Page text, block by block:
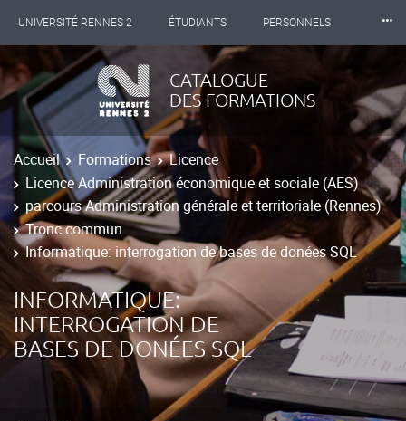
UNIVERSITÉ RENNES 2 ÉTUDIANTS PERSONNELS
INTERNATIONAL PROFESSIONNELS
LES NOUVELLES DE RENNES 2
⸱⸱⸱
CATALOGUE
DES FORMATIONS
Accueil Formations
Licence
Licence Administration économique et sociale (AES)
parcours Administration générale et territoriale (Rennes)
Tronc commun
Informatique: interrogation de bases de donées SQL
INFORMATIQUE:
INTERROGATION DE
BASES DE DONÉES SQL